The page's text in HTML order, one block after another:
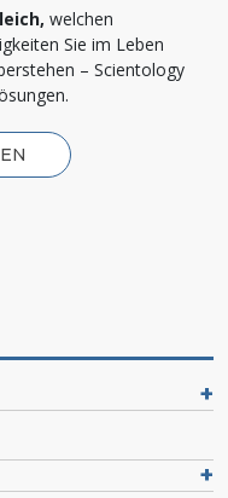
welchen
Sie im Leben
– Scientology